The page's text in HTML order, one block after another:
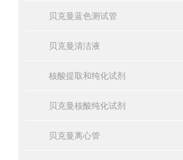
贝克曼蓝色测试管
贝克曼清洁液
核酸提取和纯化试剂
贝克曼核酸纯化试剂
贝克曼离心管